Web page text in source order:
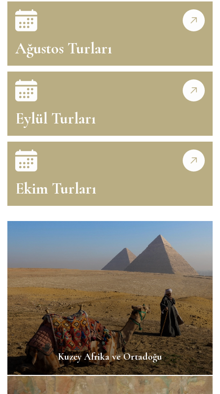
Ağustos Turları
Eylül Turları
Ekim Turları
Kuzey Afrika ve Ortadoğu